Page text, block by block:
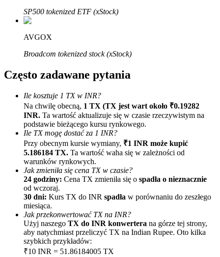
Afiliaci Bitrue
Aż do 65% prowizji!
Polecaj
Zaproś przyjaciela, aby otrzymać nagrody pieniężne
BTC Welcome Rewards
SP500 tokenized ETF (xStock)
AVGOX
Broadcom tokenized stock (xStock)
Często zadawane pytania
Ile kosztuje 1 TX w INR?
Na chwilę obecną, 1 TX (TX jest wart około ₹0.19282
INR. Ta wartość aktualizuje się w czasie rzeczywistym na
podstawie bieżącego kursu rynkowego.
Ile TX mogę dostać za 1 INR?
Przy obecnym kursie wymiany, ₹1 INR może kupić
5.186184 TX. Ta wartość waha się w zależności od
warunków rynkowych.
Jak zmieniła się cena TX w czasie?
24 godziny: Cena TX zmieniła się o spadła o nieznacznie
od wczoraj.
30 dni: Kurs TX do INR spadła w porównaniu do zeszłego
miesiąca.
Jak przekonwertować TX na INR?
Użyj naszego TX do INR konwertera na górze tej strony,
aby natychmiast przeliczyć TX na Indian Rupee. Oto kilka
szybkich przykładów:
₹10 INR = 51.86184005 TX